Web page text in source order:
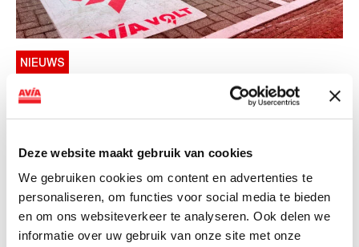
Deze website maakt gebruik van cookies
We gebruiken cookies om content en advertenties te
personaliseren, om functies voor social media te bieden
en om ons websiteverkeer te analyseren. Ook delen we
informatie over uw gebruik van onze site met onze
NIEUWS
AVIA VOLT en Fletcher Hotels starten
landelijke uitrol van DC-
AVIA VOLT en Fletcher Hotels starten landelijke uitrol
van DC-snellaadinfrastructuur AVIA VOLT en...
Lees verder